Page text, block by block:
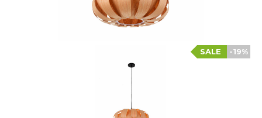
-19%
SALE